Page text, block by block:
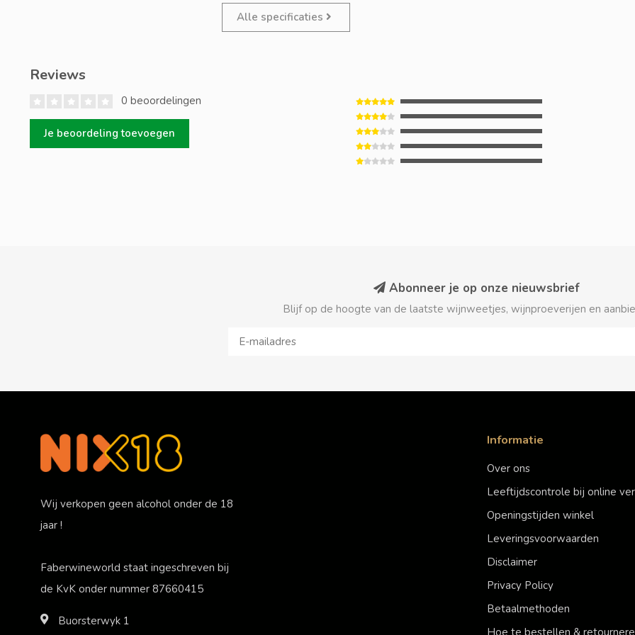
Alle specificaties
Reviews
0 beoordelingen
Je beoordeling toevoegen
Abonneer je op onze nieuwsbrief
Blijf op de hoogte van de laatste wijnweetjes, wijnproeverijen en
Wij verkopen geen alcohol onder de 18
jaar !
Faberwineworld staat ingeschreven bij
de KvK onder nummer 87660415
Buorsterwyk 1
Informatie
Over ons
Leeftijdscontrole bij online
Openingstijden winkel
Leveringsvoorwaarden
Disclaimer
Privacy Policy
Betaalmethoden
Hoe te bestellen &